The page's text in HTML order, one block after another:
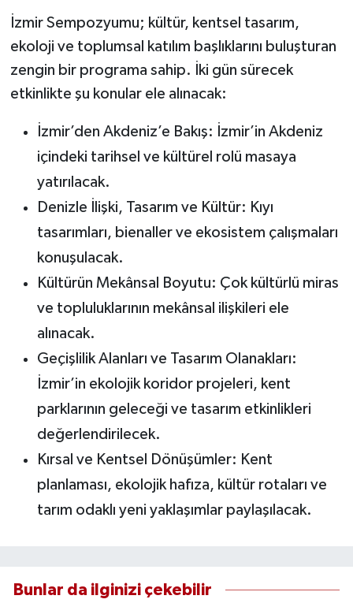
İzmir Sempozyumu; kültür, kentsel tasarım,
ekoloji ve toplumsal katılım başlıklarını buluşturan
zengin bir programa sahip. İki gün sürecek
etkinlikte şu konular ele alınacak:
İzmir’den Akdeniz’e Bakış: İzmir’in Akdeniz
içindeki tarihsel ve kültürel rolü masaya
yatırılacak.
Denizle İlişki, Tasarım ve Kültür: Kıyı
tasarımları, bienaller ve ekosistem çalışmaları
konuşulacak.
Kültürün Mekânsal Boyutu: Çok kültürlü miras
ve topluluklarının mekânsal ilişkileri ele
alınacak.
Geçişlilik Alanları ve Tasarım Olanakları:
İzmir’in ekolojik koridor projeleri, kent
parklarının geleceği ve tasarım etkinlikleri
değerlendirilecek.
Kırsal ve Kentsel Dönüşümler: Kent
planlaması, ekolojik hafıza, kültür rotaları ve
tarım odaklı yeni yaklaşımlar paylaşılacak.
Bunlar da ilginizi çekebilir